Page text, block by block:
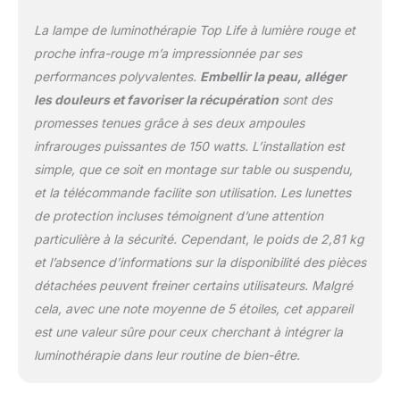
idéale pour améliorer la
réduire les douleurs
articulaires et les
inflammations. FACILE A
UTILISER : L'appareil
table ou pendu au
montant d'une porte.
Tous les accessoires
sont fournis. C'est une
solution parfaite pour un
usage domestique.
LARGE SURFACE
d'éclairement : La lampe
délivre 150 mW / cm² à 15
cm. Vous pouvez
l'utiliser sur le visage, la
nuque, les articulations
La lampe de luminothérapie Top Life à lumière rouge et
proche infra-rouge m’a impressionnée par ses
performances polyvalentes. Embellir la peau, alléger
les douleurs et favoriser la récupérationsont des
promesses tenues grâce à ses deux ampoules
infrarouges puissantes de 150 watts. L’installation est
simple, que ce soit en montage sur table ou suspendu,
et la télécommande facilite son utilisation. Les lunettes
de protection incluses témoignent d’une attention
particulière à la sécurité. Cependant, le poids de 2,81 kg
et l’absence d’informations sur la disponibilité des pièces
détachées peuvent freiner certains utilisateurs. Malgré
cela, avec une note moyenne de 5 étoiles, cet appareil
est une valeur sûre pour ceux cherchant à intégrer la
luminothérapie dans leur routine de bien-être.